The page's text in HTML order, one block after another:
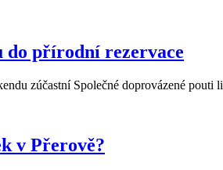
do přírodní rezervace
zúčastní Společné doprovázené pouti
v Přerově?